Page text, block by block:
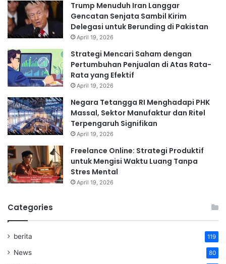
Trump Menuduh Iran Langgar
Gencatan Senjata Sambil Kirim
Delegasi untuk Berunding di Pakistan
April 19, 2026
Strategi Mencari Saham dengan
Pertumbuhan Penjualan di Atas Rata-
Rata yang Efektif
April 19, 2026
Negara Tetangga RI Menghadapi PHK
Massal, Sektor Manufaktur dan Ritel
Terpengaruh Signifikan
April 19, 2026
Freelance Online: Strategi Produktif
untuk Mengisi Waktu Luang Tanpa
Stres Mental
April 19, 2026
Categories
berita 119
News 80